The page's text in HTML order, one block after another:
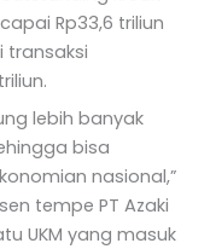
Rp33,6 triliun
transaksi
lebih banyak
bisa
nasional,”
tempe PT Azaki
UKM yang masuk